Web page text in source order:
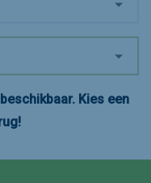
Kies een